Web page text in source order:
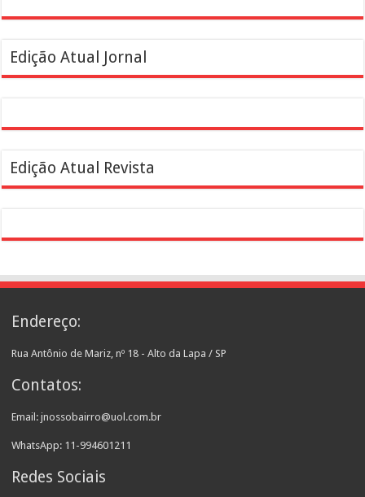
Edição Atual Jornal
Edição Atual Revista
Endereço:
Rua Antônio de Mariz, nº 18 - Alto da Lapa / SP
Contatos:
Email: jnossobairro@uol.com.br
WhatsApp: 11-994601211
Redes Sociais